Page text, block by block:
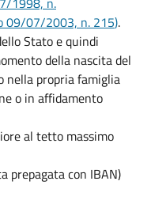
09/07/2003, n. 215).
Stato e quindi
della nascita del
nella propria famiglia
o in affidamento
al tetto massimo
prepagata con IBAN)